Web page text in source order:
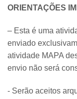
ORIENTAÇÕES
– Esta é uma
enviado
atividade MAPA
envio não será
​- Serão aceitos